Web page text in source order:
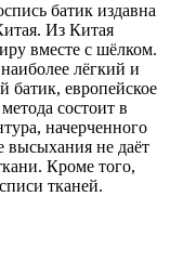
батик издавна
Из Китая
вместе с шёлком.
лёгкий и
батик, европейское
состоит в
начерченного
высыхания не даёт
Кроме того,
тканей.